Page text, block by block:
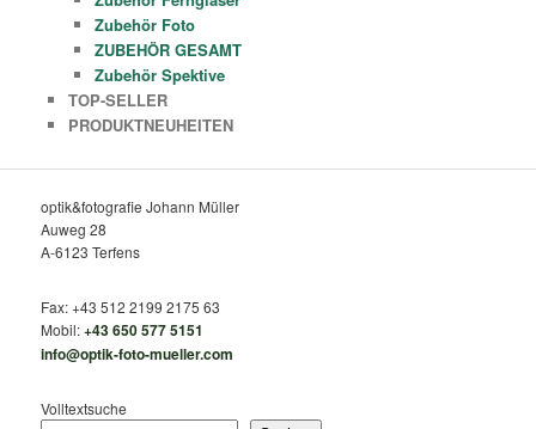
Zubehör Foto
ZUBEHÖR GESAMT
Zubehör Spektive
TOP-SELLER
PRODUKTNEUHEITEN
optik&fotografie Johann Müller
Auweg 28
A-6123 Terfens
Fax: +43 512 2199 2175 63
Mobil:+43 650 577 5151
info@optik-foto-mueller.com
Volltextsuche